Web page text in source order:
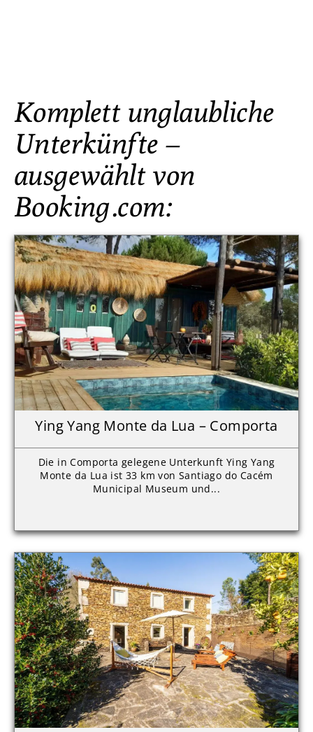
Komplett unglaubliche
Unterkünfte –
ausgewählt von
Booking.com:
Ying Yang Monte da Lua – Comporta
Die in Comporta gelegene Unterkunft Ying Yang
Monte da Lua ist 33 km von Santiago do Cacém
Municipal Museum und...